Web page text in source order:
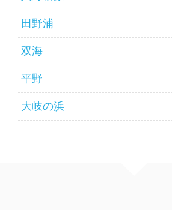
田野浦
双海
平野
大岐の浜